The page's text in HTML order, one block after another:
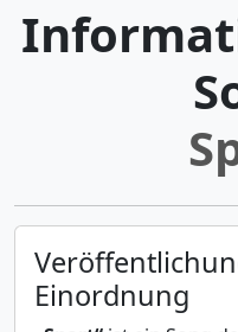
Einordnung